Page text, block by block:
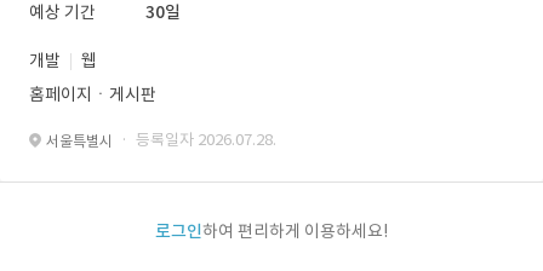
예상 기간
30일
개발
웹
홈페이지ㆍ게시판
서울특별시 · 등록일자 2026.07.28.
로그인하여 편리하게 이용하세요!